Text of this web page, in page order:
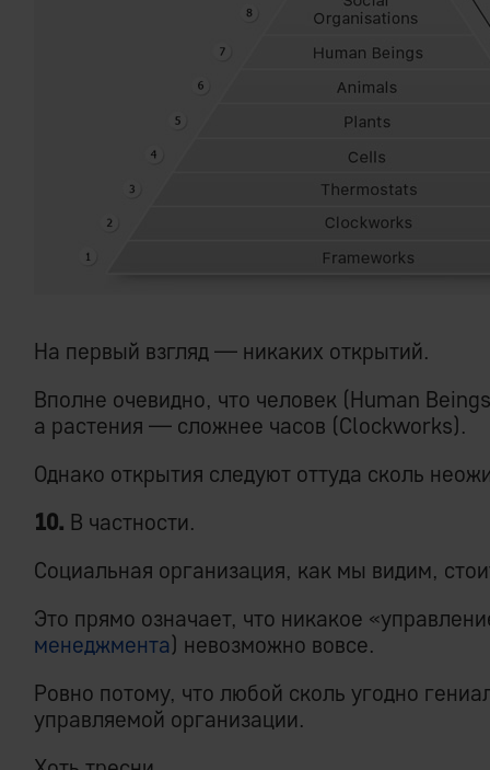
На первый взгляд — никаких открытий.
Вполне очевидно, что человек (Human
а растения — сложнее часов (Clockworks).
Однако открытия следуют оттуда сколь
10. В частности.
Социальная организация, как мы видим,
Это прямо означает, что никакое
менеджмента) невозможно вовсе.
Ровно потому, что любой сколь угодно
управляемой организации.